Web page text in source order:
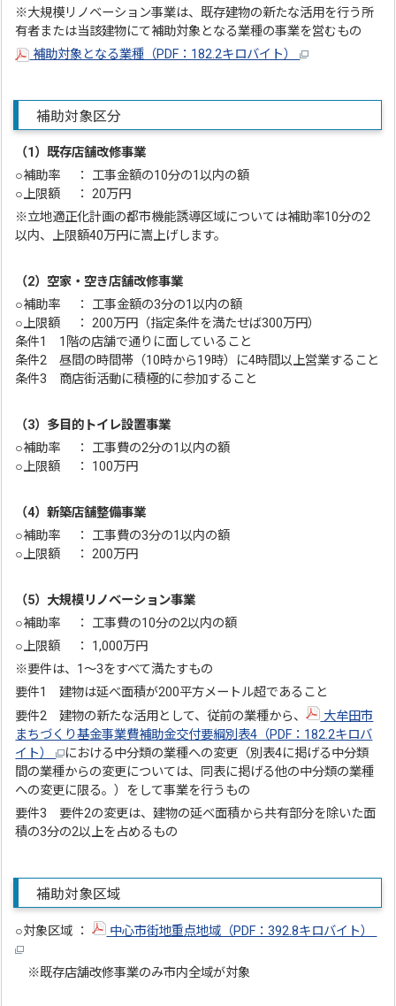
※大規模リノベーション事業は、既存建物の新たな活用を行う所
有者または当該建物にて補助対象となる業種の事業を営むもの
補助対象となる業種（PDF：182.2キロバイト）
補助対象区分
（1）既存店舗改修事業
○補助率 ： 工事金額の10分の1以内の額
○上限額 ： 20万円
※立地適正化計画の都市機能誘導区域については補助率10分の2
以内、上限額40万円に嵩上げします。
（2）空家・空き店舗改修事業
○補助率 ： 工事金額の3分の1以内の額
○上限額 ： 200万円（指定条件を満たせば300万円）
条件1 1階の店舗で通りに面していること
条件2 昼間の時間帯（10時から19時）に4時間以上営業すること
条件3 商店街活動に積極的に参加すること
（3）多目的トイレ設置事業
○補助率 ： 工事費の2分の1以内の額
○上限額 ： 100万円
（4）新築店舗整備事業
○補助率 ： 工事費の3分の1以内の額
○上限額 ： 200万円
（5）大規模リノベーション事業
○補助率 ： 工事費の10分の2以内の額
○上限額 ： 1,000万円
※要件は、1～3をすべて満たすもの
要件1 建物は延べ面積が200平方メートル超であること
要件2 建物の新たな活用として、従前の業種から、
大牟田市
まちづくり基金事業費補助金交付要綱別表4（PDF：182.2キロバ
イト）
における中分類の業種への変更（別表4に掲げる中分類
間の業種からの変更については、同表に掲げる他の中分類の業種
への変更に限る。）をして事業を行うもの
要件3 要件2の変更は、建物の延べ面積から共有部分を除いた面
積の3分の2以上を占めるもの
補助対象区域
○対象区域 ： 中心市街地重点地域（PDF：392.8キロバイト）
※既存店舗改修事業のみ市内全域が対象